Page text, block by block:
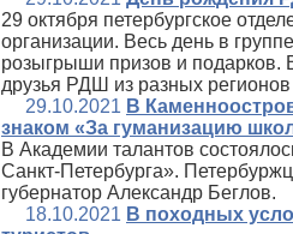
29 октября петербургское
организации. Весь день в
розыгрыши призов и подарков.
друзья РДШ из разных
29.10.2021 В
знаком «За гуманизацию
В Академии талантов
Санкт‑Петербурга».
губернатор Александр Беглов.
18.10.2021 В походных